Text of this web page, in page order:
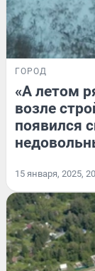
ГОРОД
«А летом
возле
появился
15 января, 2025,